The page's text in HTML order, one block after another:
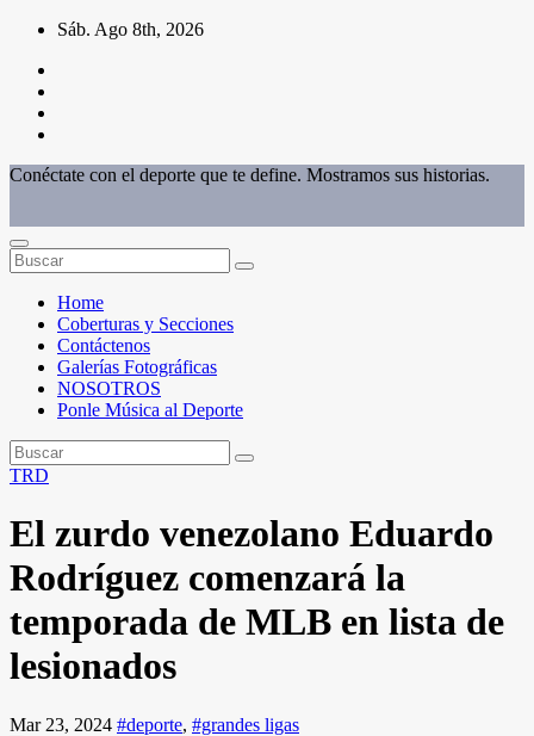
Saltar
contenido
Sáb. Ago 8th, 2026
Conéctate con el deporte que te define. Mostramos sus historias.
Home
Coberturas y Secciones
Contáctenos
Galerías Fotográficas
NOSOTROS
Ponle Música al Deporte
TRD
El zurdo venezolano Eduardo
Rodríguez comenzará la
temporada de MLB en lista de
lesionados
Mar 23, 2024 #deporte, #grandes ligas